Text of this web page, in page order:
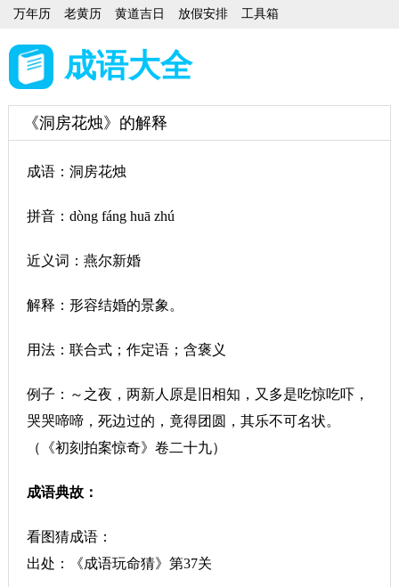
万年历 老黄历 黄道吉日 放假安排 工具箱
成语大全
《洞房花烛》的解释
成语：洞房花烛
拼音：dòng fáng huā zhú
近义词：燕尔新婚
解释：形容结婚的景象。
用法：联合式；作定语；含褒义
例子：～之夜，两新人原是旧相知，又多是吃惊吃吓，
哭哭啼啼，死边过的，竟得团圆，其乐不可名状。
（《初刻拍案惊奇》卷二十九）
成语典故：
看图猜成语：
出处：《成语玩命猜》第37关